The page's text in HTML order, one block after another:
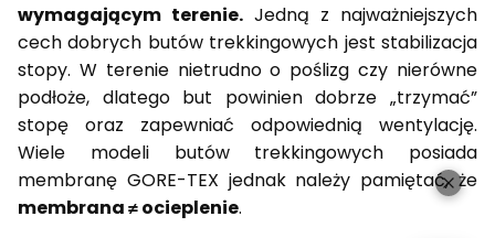
wymagającym terenie. Jedną z najważniejszych
cech dobrych butów trekkingowych jest stabilizacja
stopy. W terenie nietrudno o poślizg czy nierówne
podłoże, dlatego but powinien dobrze „trzymać”
stopę oraz zapewniać odpowiednią wentylację.
Wiele modeli butów trekkingowych posiada
membranę GORE-TEX jednak należy pamiętać, że
membrana ≠ ocieplenie.